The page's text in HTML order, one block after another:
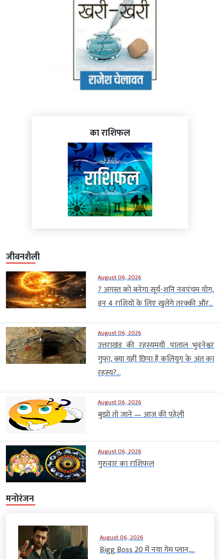
का राशिफल
जीवनशैली
August 06, 2026
7 अगस्त को बनेगा सूर्य-शनि नवपंचम योग,
इन 4 राशियों के लिए खुलेंगे तरक्की और...
August 06, 2026
उत्तराखंड की रहस्यमयी पाताल भुवनेश्वर
गुफा, क्या यहीं छिपा है कलियुग के अंत का
रहस्य?...
August 06, 2026
बुझो तो जाने — आज की पहेली
August 06, 2026
गुरुवार का राशिफल
मनोरंजन
August 06, 2026
Bigg Boss 20 में नया गेम प्लान,...